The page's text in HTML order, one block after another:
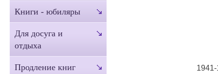
Книги - юбиляры
Для досуга и
отдыха
Продление книг